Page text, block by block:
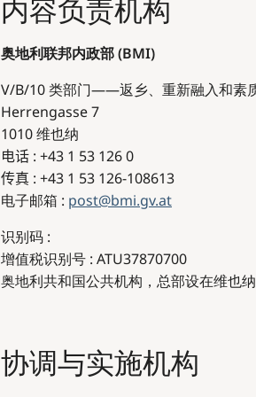
内容负责机构
奥地利联邦内政部 (BMI)
V/B/10 类部门——返乡、重新融入和素
Herrengasse 7
1010 维也纳
电话 : +43 1 53 126 0
传真 : +43 1 53 126-108613
电子邮箱 : post@bmi.gv.at
识别码 :
增值税识别号 : ATU37870700
奥地利共和国公共机构，总部设在维也纳
协调与实施机构